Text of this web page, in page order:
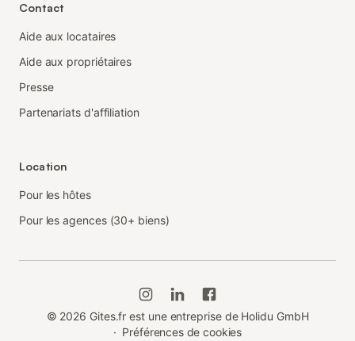
Contact
Aide aux locataires
Aide aux propriétaires
Presse
Partenariats d'affiliation
Location
Pour les hôtes
Pour les agences (30+ biens)
© 2026 Gites.fr est une entreprise de Holidu GmbH
· Préférences de cookies